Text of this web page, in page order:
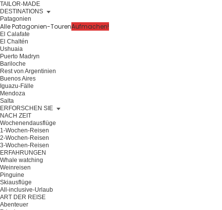
TAILOR-MADE
DESTINATIONS
Patagonien
Alle Patagonien-TourenAufmachen!
El Calafate
El Chaltén
Ushuaia
Puerto Madryn
Bariloche
Rest von Argentinien
Buenos Aires
Iguazu-Fälle
Mendoza
Salta
ERFORSCHEN SIE
NACH ZEIT
Wochenendausflüge
1-Wochen-Reisen
2-Wochen-Reisen
3-Wochen-Reisen
ERFAHRUNGEN
Whale watching
Weinreisen
Pinguine
Skiausflüge
All-inclusive-Urlaub
ART DER REISE
Abenteuer